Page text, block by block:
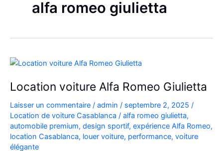
alfa romeo giulietta
Location voiture Alfa Romeo Giulietta
Laisser un commentaire / admin / septembre 2, 2025 /
Location de voiture Casablanca / alfa romeo giulietta,
automobile premium, design sportif, expérience Alfa Romeo,
location Casablanca, louer voiture, performance, voiture
élégante